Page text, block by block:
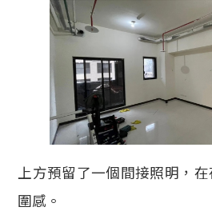
上方預留了一個間接照明，
圍感。